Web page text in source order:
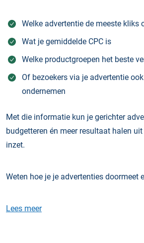
Welke advertentie de meeste kliks
Wat je gemiddelde CPC is
Welke productgroepen het beste
Of bezoekers via je advertentie
ondernemen
Met die informatie kun je gerichter
budgetteren én meer resultaat halen
inzet.
Weten hoe je je advertenties doormeet
Lees meer